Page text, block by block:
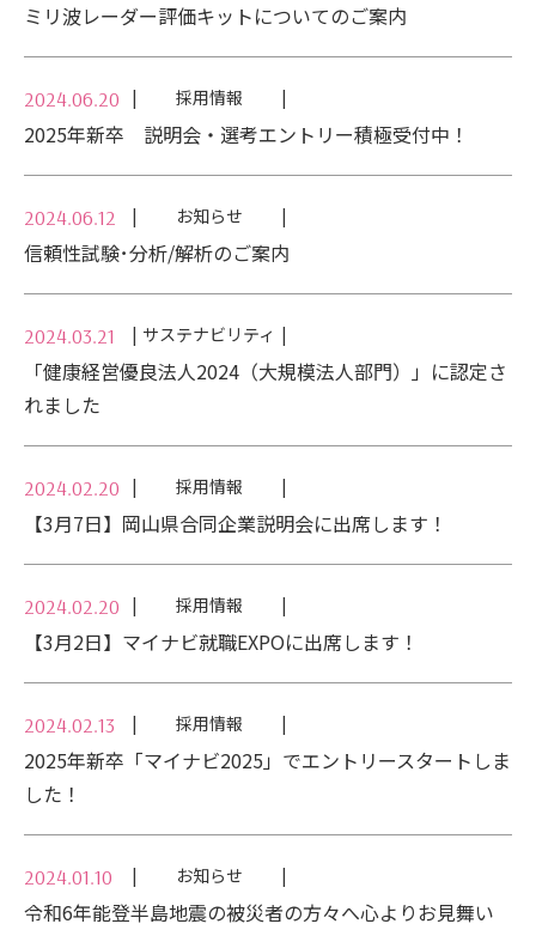
ミリ波レーダー評価キットについてのご案内
2024.06.20 採用情報
2025年新卒 説明会・選考エントリー積極受付中！
2024.06.12 お知らせ
信頼性試験･分析/解析のご案内
2024.03.21 サステナビリティ
「健康経営優良法人2024（大規模法人部門）」に認定さ
れました
2024.02.20 採用情報
【3月7日】岡山県合同企業説明会に出席します！
2024.02.20 採用情報
【3月2日】マイナビ就職EXPOに出席します！
2024.02.13 採用情報
2025年新卒「マイナビ2025」でエントリースタートしま
した！
2024.01.10 お知らせ
令和6年能登半島地震の被災者の方々へ心よりお見舞い